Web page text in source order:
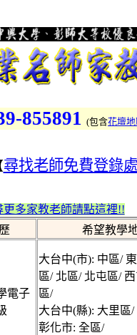
855891 (包含花壇
尋找老師免費登錄
更多家教老師請點這裡!!
希望教學
電子
大台中(市): 中區/
區/ 北區/ 北屯區/
區/
大台中(縣): 大里區
彰化市: 全區/